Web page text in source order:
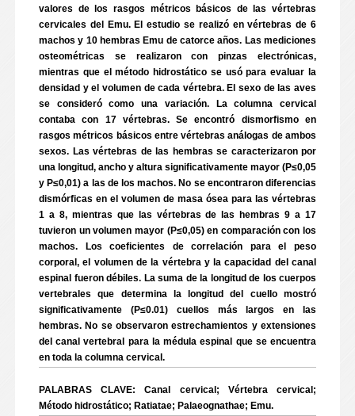
valores de los rasgos métricos básicos de las vértebras
cervicales del Emu. El estudio se realizó en vértebras de 6
machos y 10 hembras Emu de catorce años. Las mediciones
osteométricas se realizaron con pinzas electrónicas,
mientras que el método hidrostático se usó para evaluar la
densidad y el volumen de cada vértebra. El sexo de las aves
se consideró como una variación. La columna cervical
contaba con 17 vértebras. Se encontró dismorfismo en
rasgos métricos básicos entre vértebras análogas de ambos
sexos. Las vértebras de las hembras se caracterizaron por
una longitud, ancho y altura significativamente mayor (P≤0,05
y P≤0,01) a las de los machos. No se encontraron diferencias
dismórficas en el volumen de masa ósea para las vértebras
1 a 8, mientras que las vértebras de las hembras 9 a 17
tuvieron un volumen mayor (P≤0,05) en comparación con los
machos. Los coeficientes de correlación para el peso
corporal, el volumen de la vértebra y la capacidad del canal
espinal fueron débiles. La suma de la longitud de los cuerpos
vertebrales que determina la longitud del cuello mostró
significativamente (P≤0.01) cuellos más largos en las
hembras. No se observaron estrechamientos y extensiones
del canal vertebral para la médula espinal que se encuentra
en toda la columna cervical.
PALABRAS CLAVE: Canal cervical; Vértebra cervical;
Método hidrostático; Ratiatae; Palaeognathae; Emu.